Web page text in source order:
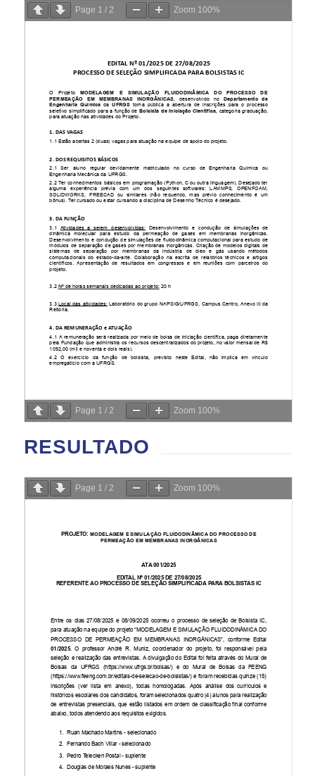
Page 1 / 2 Zoom 100%
Page 1 / 2 Zoom 100%
RESULTADO
Page 1 / 2 Zoom 100%